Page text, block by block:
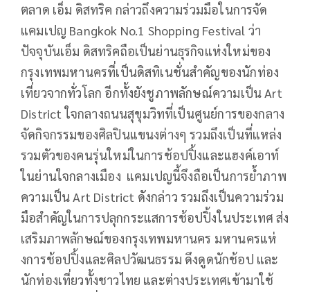
ตลาด เอ็ม ดิสทริค กล่าวถึงความร่วมมือในการจัด
แคมเปญ Bangkok No.1 Shopping Festival ว่า
ปัจจุบันเอ็ม ดิสทริคถือเป็นย่านธุรกิจแห่งใหม่ของ
กรุงเทพมหานครที่เป็นดิสทิเนชั่นสำคัญของนักท่อง
เที่ยวจากทั่วโลก อีกทั้งยังชูภาพลักษณ์ความเป็น Art
District ใจกลางถนนสุขุมวิทที่เป็นศูนย์การของกลาง
จัดกิจกรรมของศิลปินแขนงต่างๆ รวมถึงเป็นที่แหล่ง
รวมตัวของคนรุ่นใหม่ในการช้อปปิ้งและแฮงค์เอาท์
ในย่านใจกลางเมือง แคมเปญนี้จึงถือเป็นการย้ำภาพ
ความเป็น Art District ดังกล่าว รวมถึงเป็นความร่วม
มือสำคัญในการปลุกกระแสการช้อปปิ้งในประเทศ ส่ง
เสริมภาพลักษณ์ของกรุงเทพมหานคร มหานครแห่
งการช้อปปิ้งและศิลปวัฒนธรรม ดึงดูดนักช้อป และ
นักท่องเที่ยวทั้งชาวไทย และต่างประเทศเข้ามาใช้